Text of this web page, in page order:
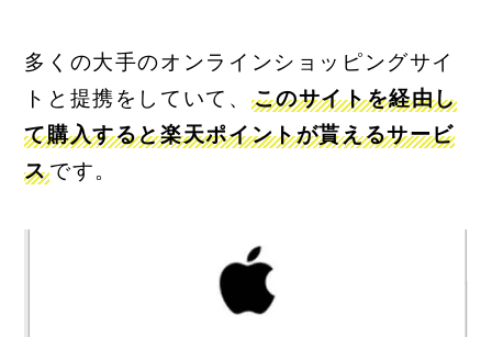
多くの大手のオンラインショッピングサイ
トと提携をしていて、 このサイトを経由し
て購入すると楽天ポイントが貰えるサービ
スです。